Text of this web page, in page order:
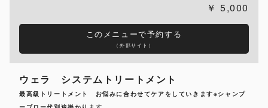
5,000
このメニューで予約する
（外部サイト）
ウェラ システムトリートメント
最高級トリートメント お悩みに合わせてケアをしていきます※シャンプ